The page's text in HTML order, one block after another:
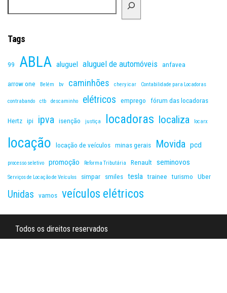
Tags
99 ABLA aluguel aluguel de automóveis anfavea
arrow one Belém bv caminhões chery icar Contabilidade para Locadoras
contrabando ctb descaminho elétricos emprego fórum das locadoras
Hertz ipi ipva isenção justiça locadoras localiza locarx
locação locação de veículos minas gerais Movida pcd
processo seletivo promoção Reforma Tributária Renault seminovos
Serviços de Locação de Veículos simpar smiles tesla trainee turismo Uber
Unidas vamos veículos elétricos
Todos os direitos reservados